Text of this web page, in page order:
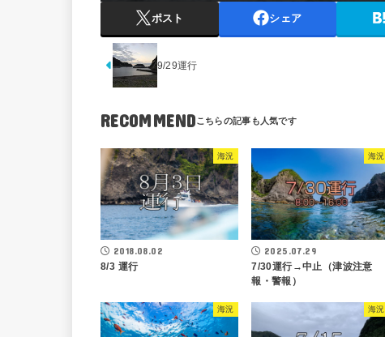
ポスト シェア
9/29運行
RECOMMEND
海況
2018.08.02
8/3 運行
海況
2025.07.29
7/30運行→中止（津波注意
報・警報）
海況 海況